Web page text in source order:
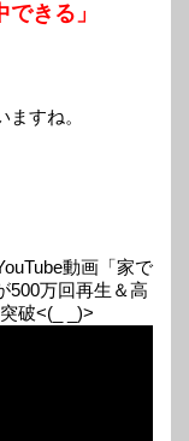
きる」
すね。
動画「家で
500万回再生＆高
破<(_ _)>